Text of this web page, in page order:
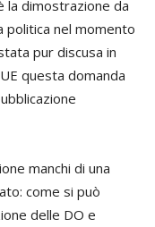
la dimostrazione da
politica nel momento
pur discusa in
questa domanda
manchi di una
come si può
delle DO e